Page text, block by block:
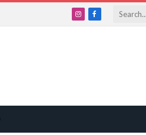
InstagramFacebook